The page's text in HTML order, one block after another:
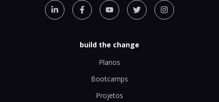
build the change
Planos
Bootcamps
Projetos